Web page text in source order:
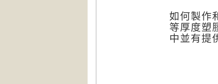
如何製作
等厚度塑
中並有提